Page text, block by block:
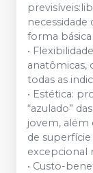
necessidade
forma
•
anatômicas,
todas as
• Estética:
“azulado”
jovem, além
de
excepcional
• Custo-